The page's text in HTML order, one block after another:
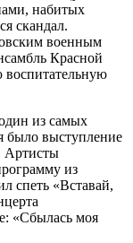
набитых
скандал.
военным
Красной
из самых
было выступление
Артисты
из
спеть «Вставай,
«Сбылась моя